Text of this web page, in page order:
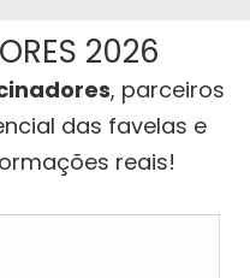
2026
, parceiros
das favelas e
reais!